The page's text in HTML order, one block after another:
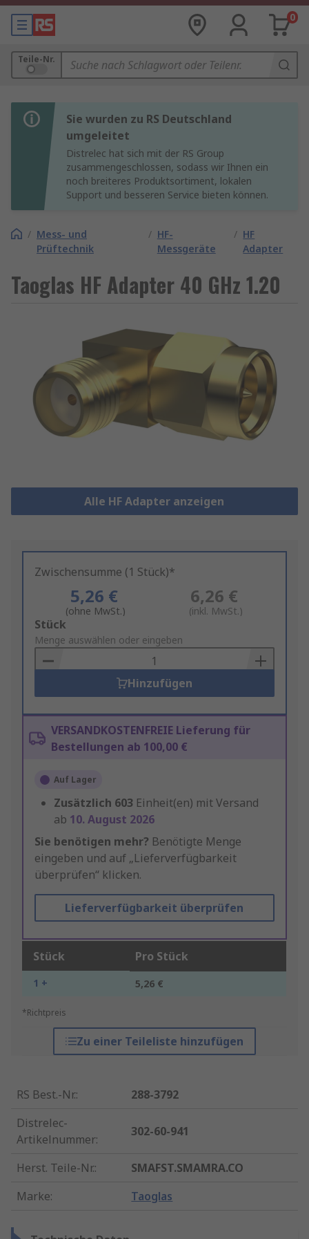
0
Teile-Nr.
Sie wurden zu RS Deutschland
umgeleitet
Distrelec hat sich mit der RS Group
zusammengeschlossen, sodass wir Ihnen ein
noch breiteres Produktsortiment, lokalen
Support und besseren Service bieten können.
/ Mess- und
Prüftechnik
/ HF-
Messgeräte
/ HF
Adapter
Taoglas HF Adapter 40 GHz 1.20
Alle HF Adapter anzeigen
Zwischensumme (1 Stück)*
5,26 €
(ohne MwSt.)
6,26 €
(inkl. MwSt.)
Add
to
Basket
Stück
Menge auswählen oder eingeben
Hinzufügen
VERSANDKOSTENFREIE Lieferung für
Bestellungen ab 100,00 €
Auf Lager
Zusätzlich 603 Einheit(en) mit Versand
ab 10. August 2026
Sie benötigen mehr? Benötigte Menge
eingeben und auf „Lieferverfügbarkeit
überprüfen“ klicken.
Lieferverfügbarkeit überprüfen
Stück Pro Stück
1 + 5,26 €
*Richtpreis
Zu einer Teileliste hinzufügen
RS Best.-Nr.:
288-3792
Distrelec-
Artikelnummer:
302-60-941
Herst. Teile-Nr.:
SMAFST.SMAMRA.CO
Marke: Taoglas